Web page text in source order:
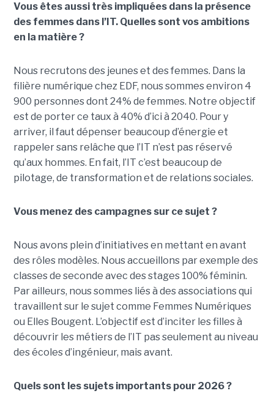
Vous êtes aussi très impliquées dans la présence
des femmes dans l’IT. Quelles sont vos ambitions
en la matière ?
Nous recrutons des jeunes et des femmes. Dans la
filière numérique chez EDF, nous sommes environ 4
900 personnes dont 24% de femmes. Notre objectif
est de porter ce taux à 40% d’ici à 2040. Pour y
arriver, il faut dépenser beaucoup d’énergie et
rappeler sans relâche que l’IT n’est pas réservé
qu’aux hommes. En fait, l’IT c’est beaucoup de
pilotage, de transformation et de relations sociales.
Vous menez des campagnes sur ce sujet ?
Nous avons plein d’initiatives en mettant en avant
des rôles modèles. Nous accueillons par exemple des
classes de seconde avec des stages 100% féminin.
Par ailleurs, nous sommes liés à des associations qui
travaillent sur le sujet comme Femmes Numériques
ou Elles Bougent. L’objectif est d’inciter les filles à
découvrir les métiers de l’IT pas seulement au niveau
des écoles d’ingénieur, mais avant.
Quels sont les sujets importants pour 2026 ?